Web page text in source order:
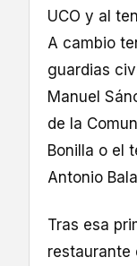
UCO y al
A cambio
guardias
Manuel
de la
Bonilla o el
Antonio
Tras esa
restaurante